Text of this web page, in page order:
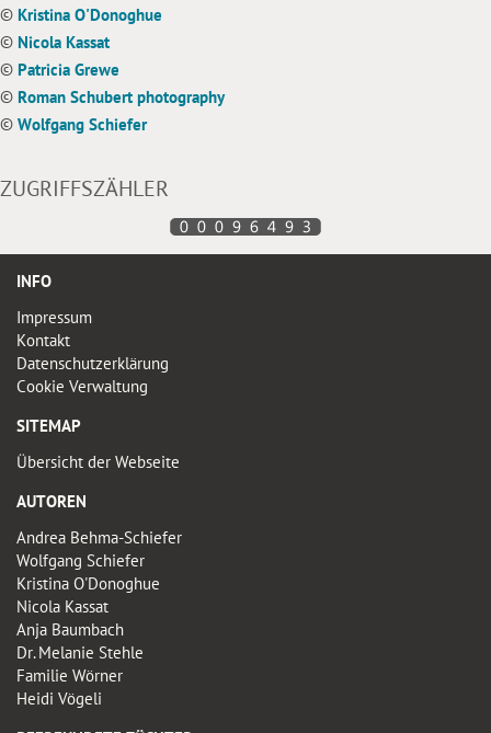
© Kristina O'Donoghue
© Nicola Kassat
© Patricia Grewe
© Roman Schubert photography
© Wolfgang Schiefer
ZUGRIFFSZÄHLER
INFO
Impressum
Kontakt
Datenschutzerklärung
Cookie Verwaltung
SITEMAP
Übersicht der Webseite
AUTOREN
Andrea Behma-Schiefer
Wolfgang Schiefer
Kristina O'Donoghue
Nicola Kassat
Anja Baumbach
Dr. Melanie Stehle
Familie Wörner
Heidi Vögeli